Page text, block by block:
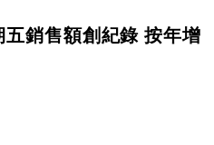
銷售額創紀錄 按年增